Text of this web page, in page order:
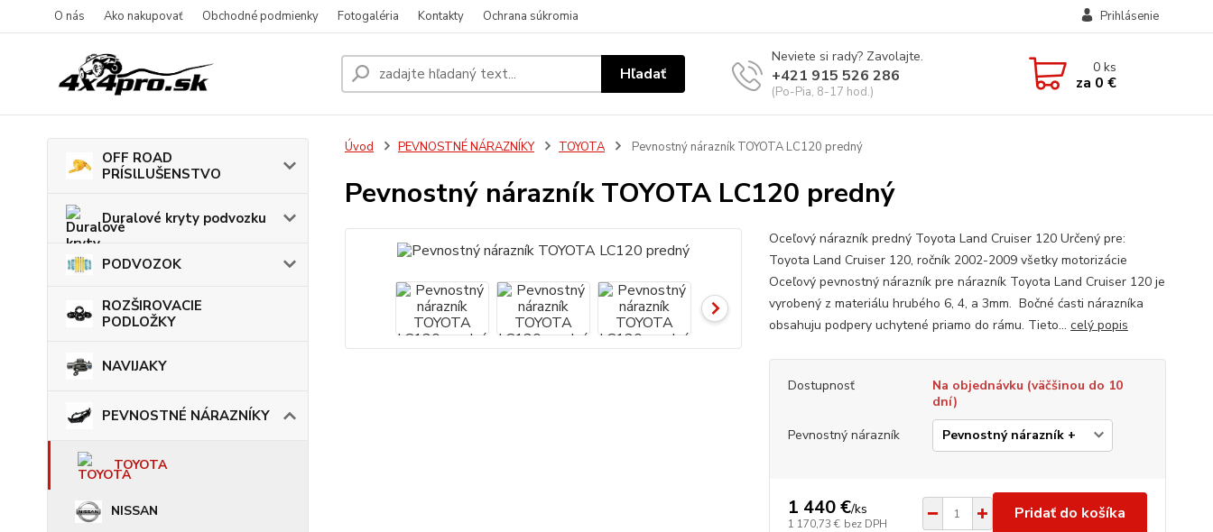
O nás Ako nakupovať Obchodné podmienky Fotogaléria Kontakty Ochrana súkromia Prihlásenie
Hľadať
Neviete si rady? Zavolajte.
+421 915 526 286
(Po-Pia, 8-17 hod.)
0ks
za 0 €
OFF ROAD
PRÍSlLUŠENSTVO
Duralové kryty podvozku
PODVOZOK
ROZŠIROVACIE
PODLOŽKY
NAVIJAKY
PEVNOSTNÉ NÁRAZNÍKY
TOYOTA
NISSAN
Úvod PEVNOSTNÉ NÁRAZNÍKY TOYOTA Pevnostný nárazník TOYOTA LC120 predný
Pevnostný nárazník TOYOTA LC120 predný
Oceľový nárazník predný Toyota Land Cruiser 120 Určený pre:
Toyota Land Cruiser 120, ročník 2002-2009 všetky motorizácie
Oceľový pevnostný nárazník pre nárazník Toyota Land Cruiser 120 je
vyrobený z materiálu hrubého 6, 4, a 3mm. Bočné ćasti nárazníka
obsahuju podpery uchytené priamo do rámu. Tieto... celý popis
Dostupnosť
Na objednávku (väčšinou do 10
dní)
Pevnostný nárazník
1 440 €/ks
1 170,73 € bez DPH
Pridať do košíka